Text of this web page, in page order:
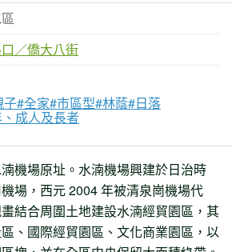
／僑大八街
子#全家#市區型#林蔭#日落
成人及長者
機場原址。水湳機場興建於日治時
場，西元 2004 年被清泉崗機場代
結合周圍土地建設水湳經貿園區，其
、國際經貿園區、文化商業園區，以